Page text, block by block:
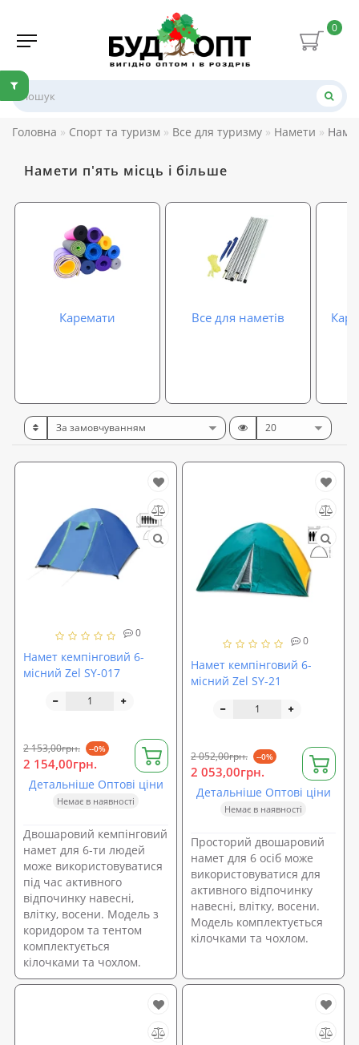
0
Головна Спорт та туризм Все для туризму Намети
Намети п'ять місць і більше
Каремати Все для наметів
0
Намет кемпінговий 6-
місний Zel SY-017
2 153,00грн. --0%
2 154,00грн.
Детальніше Оптові ціни
Немає в наявності
Двошаровий кемпінговий
намет для 6-ти людей
може використовуватися
під час активного
відпочинку навесні,
влітку, восени. Модель з
коридором та тентом
комплектується
кілочками та чохлом.
0
Намет кемпінговий 6-
місний Zel SY-21
2 052,00грн. --0%
2 053,00грн.
Детальніше Оптові ціни
Немає в наявності
Просторий двошаровий
намет для 6 осіб може
використовуватися для
активного відпочинку
навесні, влітку, восени.
Модель комплектується
кілочками та чохлом.